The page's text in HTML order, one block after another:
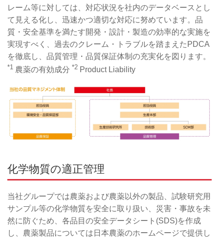
レーム等に対しては、対応状況を社内のデータベースとし
て見える化し、迅速かつ適切な対応に努めています。品
質・安全基準を満たす開発・設計・製造の効率的な実施を
実現すべく、過去のクレーム・トラブルを踏まえたPDCA
を徹底し、品質管理・品質保証体制の充実化を図ります。
*1 農薬の有効成分 *2 Product Liability
化学物質の適正管理
当社グループでは農薬および農薬以外の製品、試験研究用
サンプル等の化学物質を安全に取り扱い、災害・事故を未
然に防ぐため、各品目の安全データシート(SDS)を作成
し、農薬製品については日本農薬のホームページで提供し